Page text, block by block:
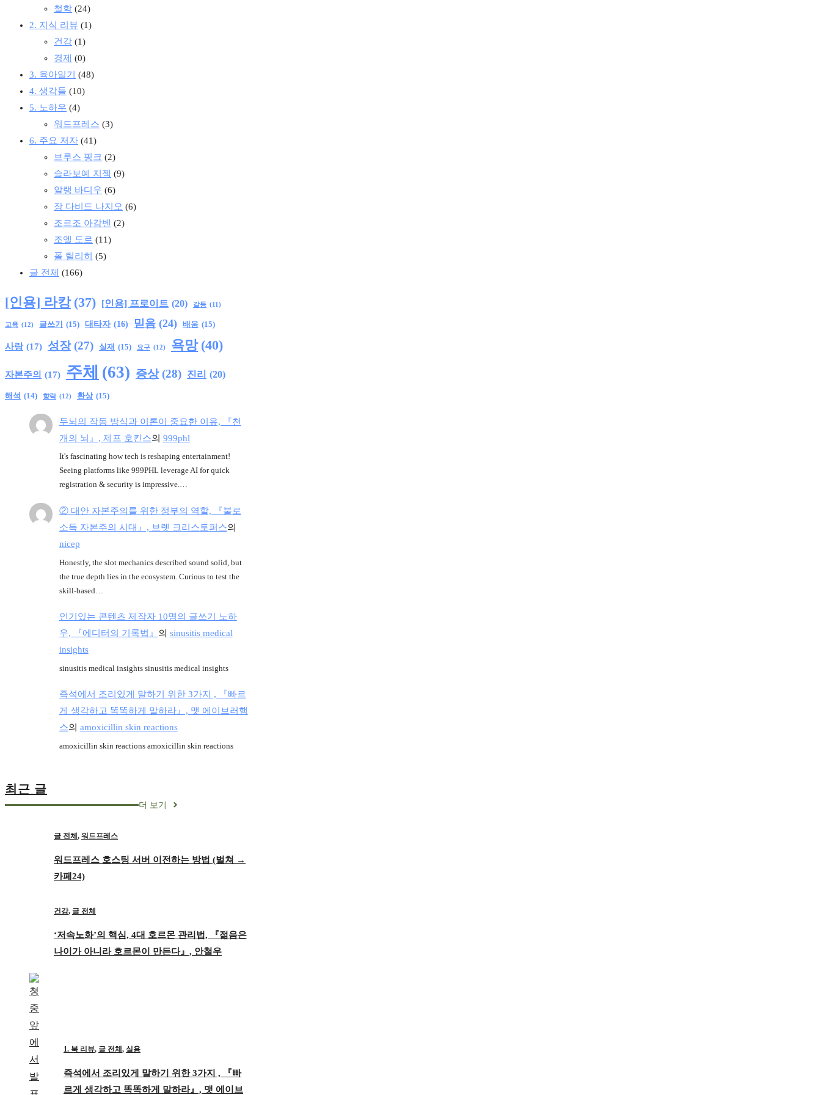
철학 (24)
2. 지식 리뷰 (1)
건강 (1)
경제 (0)
3. 육아일기
(48)
4. 생각들 (10)
5. 노하우 (4)
워드프레스 (3)
6. 주요 저자 (41)
브루스 핑크 (2)
슬라보예 지젝 (9)
알랭 바디우 (6)
장 다비드 나지오 (6)
조르조 아감벤 (2)
조엘 도르 (11)
폴 틸리히 (5)
글 전체 (166)
[인용] 라캉 (37) [인용] 프로이트 (20) 갈등 (11)
교육 (12) 글쓰기 (15) 대타자 (16) 믿음 (24) 배움 (15)
사랑 (17) 성장 (27) 실재 (15) 요구 (12) 욕망 (40)
자본주의 (17) 주체 (63) 증상 (28) 진리 (20)
해석 (14) 향락 (12) 환상 (15)
두뇌의 작동 방식과 이론이 중요한 이유, 『천
개의 뇌』, 제프 호킨스의 999phl
It's fascinating how tech is reshaping entertainment!
Seeing platforms like 999PHL leverage AI for quick
registration & security is impressive.…
② 대안 자본주의를 위한 정부의 역할, 『불로
소득 자본주의 시대』, 브렛 크리스토퍼스의
nicep
Honestly, the slot mechanics described sound solid, but
the true depth lies in the ecosystem. Curious to test the
skill-based…
인기있는 콘텐츠 제작자 10명의 글쓰기 노하
우, 『에디터의 기록법』 의 sinusitis medical
insights
sinusitis medical insights sinusitis medical insights
즉석에서 조리있게 말하기 위한 3가지 , 『빠르
게 생각하고 똑똑하게 말하라』, 맷 에이브러햄
스의 amoxicillin skin reactions
amoxicillin skin reactions amoxicillin skin reactions
최근 글
더 보기
글 전체, 워드프레스
워드프레스 호스팅 서버 이전하는 방법 (벌쳐 →
카페24)
건강, 글 전체
‘저속노화’의 핵심, 4대 호르몬 관리법, 『젊음은
나이가 아니라 호르몬이 만든다』, 안철우
1. 북 리뷰, 글 전체, 실용
즉석에서 조리있게 말하기 위한 3가지 , 『빠
르게 생각하고 똑똑하게 말하라』, 맷 에이브